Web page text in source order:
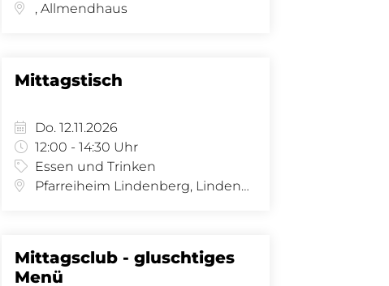
, Allmendhaus
Mittagstisch
Do. 12.11.2026
12:00 - 14:30 Uhr
Essen und Trinken
Pfarreiheim Lindenberg, Lindenberg 8 - Saal, Lindenberg 8, 4058 Basel
Mittagsclub - gluschtiges
Menü